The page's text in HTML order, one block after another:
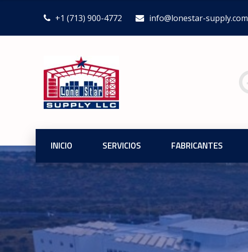
+1 (713) 900-4772 info@lonestar-supply.com
INICIO SERVICIOS FABRICANTES